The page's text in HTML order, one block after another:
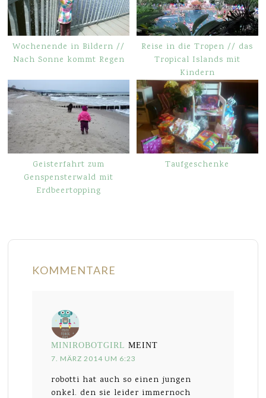
Wochenende in Bildern //
Nach Sonne kommt Regen
Reise in die Tropen // das
Tropical Islands mit
Kindern
Geisterfahrt zum
Genspensterwald mit
Erdbeertopping
Taufgeschenke
KOMMENTARE
MINIROBOTGIRL MEINT
7. MÄRZ 2014 UM 6:23
robotti hat auch so einen jungen
onkel. den sie leider immernoch